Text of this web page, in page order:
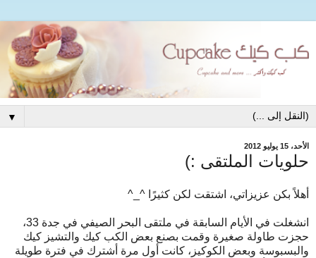
▼
الأحد، 15 يوليو 2012
حلويات الملتقى :)
أهلاً بكن عزيزاتي، اشتقت لكن كثيرًا ^_^
انشغلت في الأيام السابقة في ملتقى البحر الصيفي في جدة 33،
حجزت طاولة صغيرة وقمت بصنع بعض الكب كيك والتشيز كيك
والبسبوسة وبعض الكوكيز، كانت أول مرة أشترك في فترة طويلة